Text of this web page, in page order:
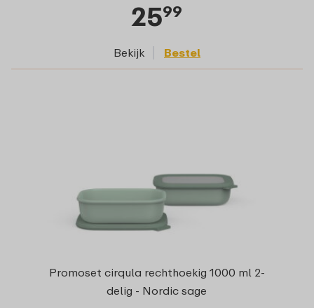
2599
Bekijk Bestel
Promoset cirqula rechthoekig 1000 ml 2-
delig - Nordic sage